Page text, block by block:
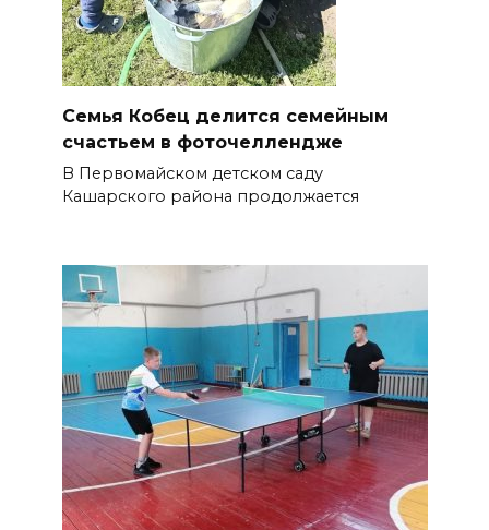
Семья Кобец делится семейным
счастьем в фоточеллендже
В Первомайском детском саду
Кашарского района продолжается